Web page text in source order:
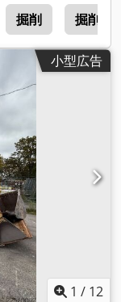
掘削 掘削 重
小型広告
1 / 12